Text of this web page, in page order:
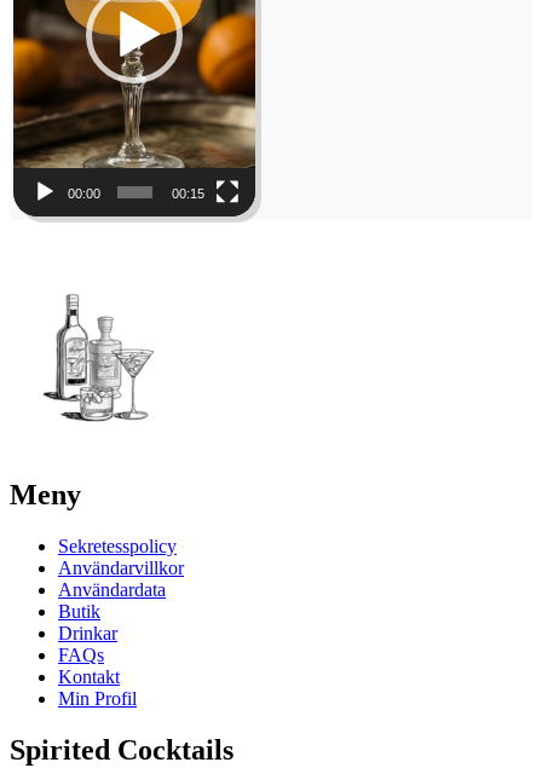
00:00 00:15
Meny
Sekretesspolicy
Användarvillkor
Användardata
Butik
Drinkar
FAQs
Kontakt
Min Profil
Spirited Cocktails